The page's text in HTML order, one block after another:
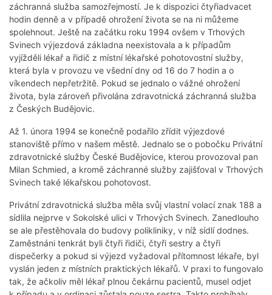
záchranná služba samozřejmostí. Je k dispozici čtyřiadvacet
hodin denně a v případě ohrožení života se na ni můžeme
spolehnout. Ještě na začátku roku 1994 ovšem v Trhových
Svinech výjezdová základna neexistovala a k případům
vyjížděli lékař a řidič z místní lékařské pohotovostní služby,
která byla v provozu ve všední dny od 16 do 7 hodin a o
víkendech nepřetržitě. Pokud se jednalo o vážné ohrožení
života, byla zároveň přivolána zdravotnická záchranná služba
z Českých Budějovic.
Až 1. února 1994 se konečně podařilo zřídit výjezdové
stanoviště přímo v našem městě. Jednalo se o pobočku Privátní
zdravotnické služby České Budějovice, kterou provozoval pan
Milan Schmied, a kromě záchranné služby zajišťoval v Trhových
Svinech také lékařskou pohotovost.
Privátní zdravotnická služba měla svůj vlastní volací znak 188 a
sídlila nejprve v Sokolské ulici v Trhových Svinech. Zanedlouho
se ale přestěhovala do budovy polikliniky, v níž sídlí dodnes.
Zaměstnáni tenkrát byli čtyři řidiči, čtyři sestry a čtyři
dispečerky a pokud si výjezd vyžadoval přítomnost lékaře, byl
vyslán jeden z místních praktických lékařů. V praxi to fungovalo
tak, že ačkoliv měl lékař plnou čekárnu pacientů, musel odjet